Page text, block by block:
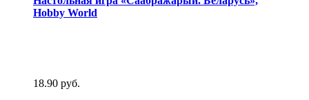
Hobby World
18.90 руб.